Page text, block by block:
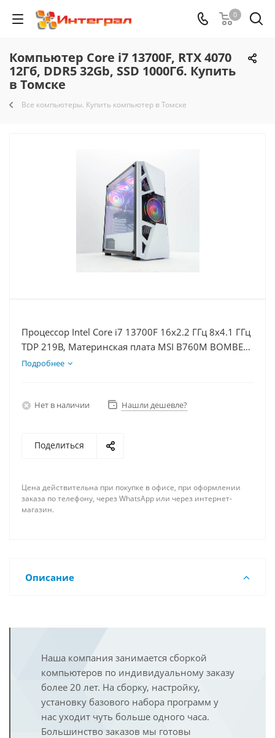
0
Компьютер Core i7 13700F, RTX 4070
12Гб, DDR5 32Gb, SSD 1000Гб. Купить
в Томске
Все компьютеры. Купить компьютер в Томске
Процессор Intel Core i7 13700F 16x2.2 ГГц 8x4.1 ГГц
TDP 219В, Материнская плата MSI B760M BOMBER
WIFI D5, Видеокарта RTX 4070 12Гб, Память
Подробнее
Нет в наличии Нашли дешевле?
Поделиться
Цена действительна при покупке в офисе, при оформлении
заказа по телефону, через WhatsApp или через интернет-
магазин.
Описание
Наша компания занимается сборкой
компьютеров по индивидуальному заказу
более 20 лет. На сборку, настройку,
установку базового набора программ у
нас уходит чуть больше одного часа.
Большинство заказов мы готовы